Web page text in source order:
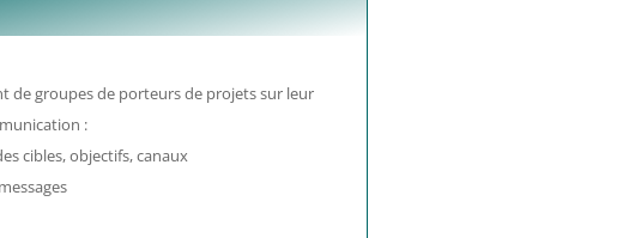
de groupes de porteurs de projets sur leur
:
cibles, objectifs, canaux